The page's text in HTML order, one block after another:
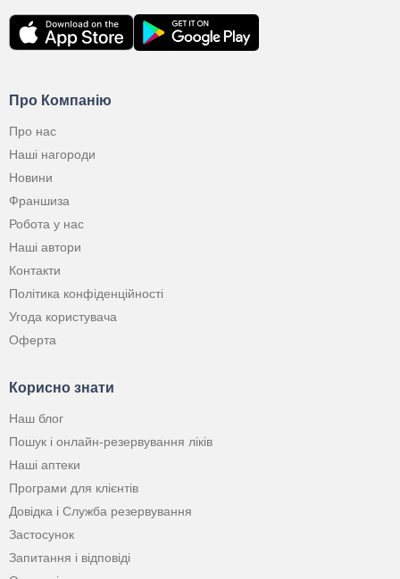
Про Компанію
Про нас
Наші нагороди
Новини
Франшиза
Робота у нас
Наші автори
Контакти
Політика конфіденційності
Угода користувача
Оферта
Корисно знати
Наш блог
Пошук і онлайн-резервування ліків
Наші аптеки
Програми для клієнтів
Довідка і Служба резервування
Застосунок
Запитання і відповіді